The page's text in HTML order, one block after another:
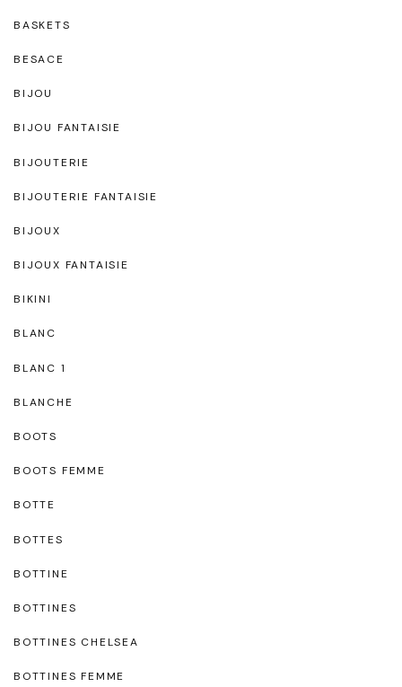
BASKETS
BESACE
BIJOU
BIJOU FANTAISIE
BIJOUTERIE
BIJOUTERIE FANTAISIE
BIJOUX
BIJOUX FANTAISIE
BIKINI
BLANC
BLANC 1
BLANCHE
BOOTS
BOOTS FEMME
BOTTE
BOTTES
BOTTINE
BOTTINES
BOTTINES CHELSEA
BOTTINES FEMME